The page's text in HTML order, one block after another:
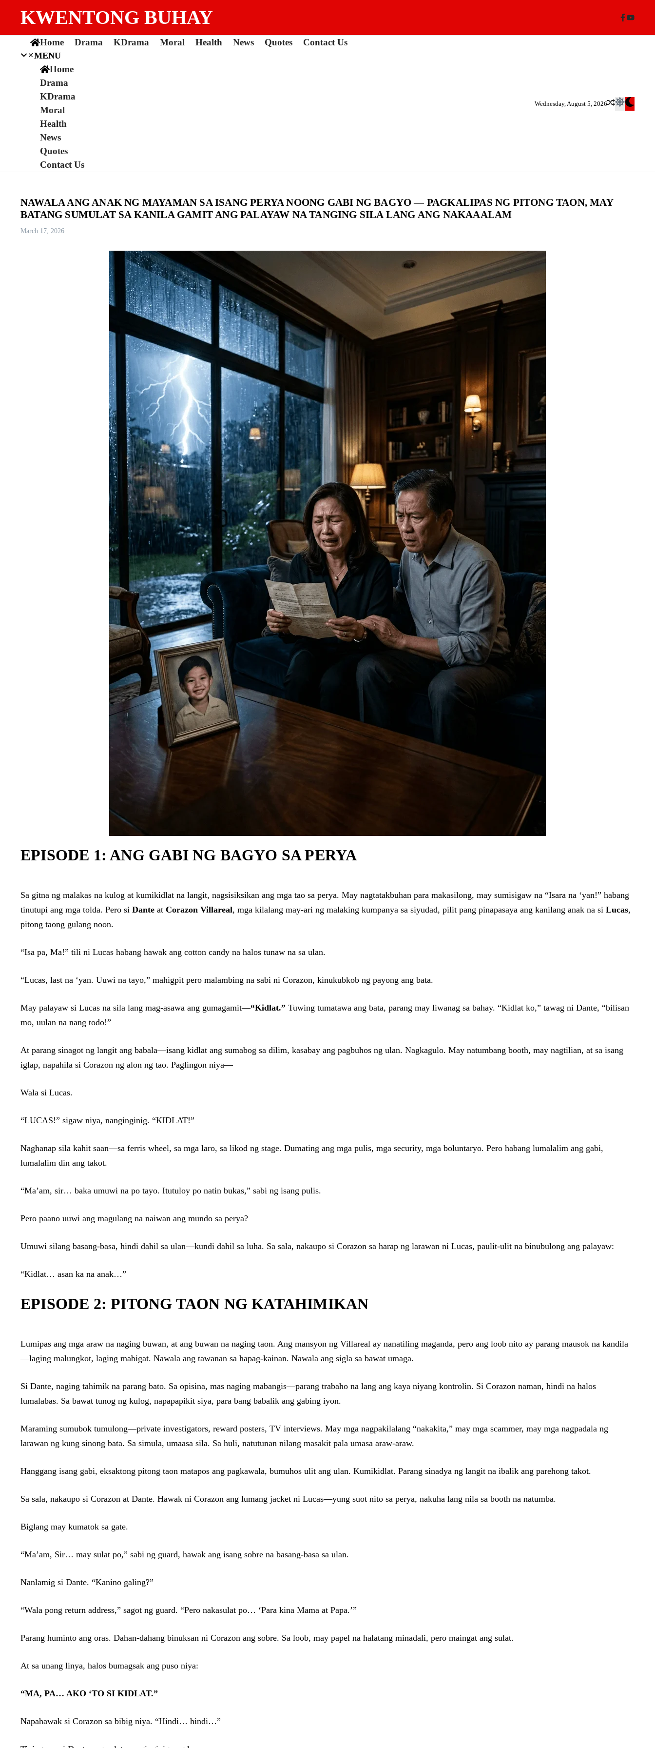
KWENTONG BUHAY
Home Drama KDrama Moral Health News Quotes Contact Us
MENU
Home
Drama
KDrama
Moral
Health
News
Quotes
Contact Us
Wednesday, August 5, 2026
NAWALA ANG ANAK NG MAYAMAN SA ISANG PERYA NOONG GABI NG BAGYO — PAGKALIPAS NG PITONG TAON, MAY
BATANG SUMULAT SA KANILA GAMIT ANG PALAYAW NA TANGING SILA LANG ANG NAKAAALAM
March 17, 2026
EPISODE 1: ANG GABI NG BAGYO SA PERYA
Sa gitna ng malakas na kulog at kumikidlat na langit, nagsisiksikan ang mga tao sa perya. May nagtatakbuhan para makasilong, may sumisigaw na “Isara na ‘yan!” habang
tinutupi ang mga tolda. Pero si Dante at Corazon Villareal, mga kilalang may-ari ng malaking kumpanya sa siyudad, pilit pang pinapasaya ang kanilang anak na si Lucas,
pitong taong gulang noon.
“Isa pa, Ma!” tili ni Lucas habang hawak ang cotton candy na halos tunaw na sa ulan.
“Lucas, last na ‘yan. Uuwi na tayo,” mahigpit pero malambing na sabi ni Corazon, kinukubkob ng payong ang bata.
May palayaw si Lucas na sila lang mag-asawa ang gumagamit—“Kidlat.” Tuwing tumatawa ang bata, parang may liwanag sa bahay. “Kidlat ko,” tawag ni Dante, “bilisan
mo, uulan na nang todo!”
At parang sinagot ng langit ang babala—isang kidlat ang sumabog sa dilim, kasabay ang pagbuhos ng ulan. Nagkagulo. May natumbang booth, may nagtilian, at sa isang
iglap, napahila si Corazon ng alon ng tao. Paglingon niya—
Wala si Lucas.
“LUCAS!” sigaw niya, nanginginig. “KIDLAT!”
Naghanap sila kahit saan—sa ferris wheel, sa mga laro, sa likod ng stage. Dumating ang mga pulis, mga security, mga boluntaryo. Pero habang lumalalim ang gabi,
lumalalim din ang takot.
“Ma’am, sir… baka umuwi na po tayo. Itutuloy po natin bukas,” sabi ng isang pulis.
Pero paano uuwi ang magulang na naiwan ang mundo sa perya?
Umuwi silang basang-basa, hindi dahil sa ulan—kundi dahil sa luha. Sa sala, nakaupo si Corazon sa harap ng larawan ni Lucas, paulit-ulit na binubulong ang palayaw:
“Kidlat… asan ka na anak…”
EPISODE 2: PITONG TAON NG KATAHIMIKAN
Lumipas ang mga araw na naging buwan, at ang buwan na naging taon. Ang mansyon ng Villareal ay nanatiling maganda, pero ang loob nito ay parang mausok na kandila
—laging malungkot, laging mabigat. Nawala ang tawanan sa hapag-kainan. Nawala ang sigla sa bawat umaga.
Si Dante, naging tahimik na parang bato. Sa opisina, mas naging mabangis—parang trabaho na lang ang kaya niyang kontrolin. Si Corazon naman, hindi na halos
lumalabas. Sa bawat tunog ng kulog, napapapikit siya, para bang babalik ang gabing iyon.
Maraming sumubok tumulong—private investigators, reward posters, TV interviews. May mga nagpakilalang “nakakita,” may mga scammer, may mga nagpadala ng
larawan ng kung sinong bata. Sa simula, umaasa sila. Sa huli, natutunan nilang masakit pala umasa araw-araw.
Hanggang isang gabi, eksaktong pitong taon matapos ang pagkawala, bumuhos ulit ang ulan. Kumikidlat. Parang sinadya ng langit na ibalik ang parehong takot.
Sa sala, nakaupo si Corazon at Dante. Hawak ni Corazon ang lumang jacket ni Lucas—yung suot nito sa perya, nakuha lang nila sa booth na natumba.
Biglang may kumatok sa gate.
“Ma’am, Sir… may sulat po,” sabi ng guard, hawak ang isang sobre na basang-basa sa ulan.
Nanlamig si Dante. “Kanino galing?”
“Wala pong return address,” sagot ng guard. “Pero nakasulat po… ‘Para kina Mama at Papa.’”
Parang huminto ang oras. Dahan-dahang binuksan ni Corazon ang sobre. Sa loob, may papel na halatang minadali, pero maingat ang sulat.
At sa unang linya, halos bumagsak ang puso niya:
“MA, PA… AKO ‘TO SI KIDLAT.”
Napahawak si Corazon sa bibig niya. “Hindi… hindi…”